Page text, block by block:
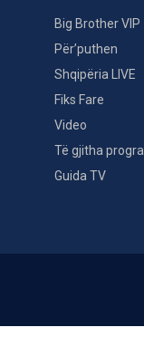
Big Brother VIP
Për’puthen
Shqipëria LIVE
Fiks Fare
Video
Të gjitha
Guida TV